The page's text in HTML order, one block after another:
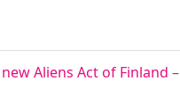
Aliens Act of Finland –